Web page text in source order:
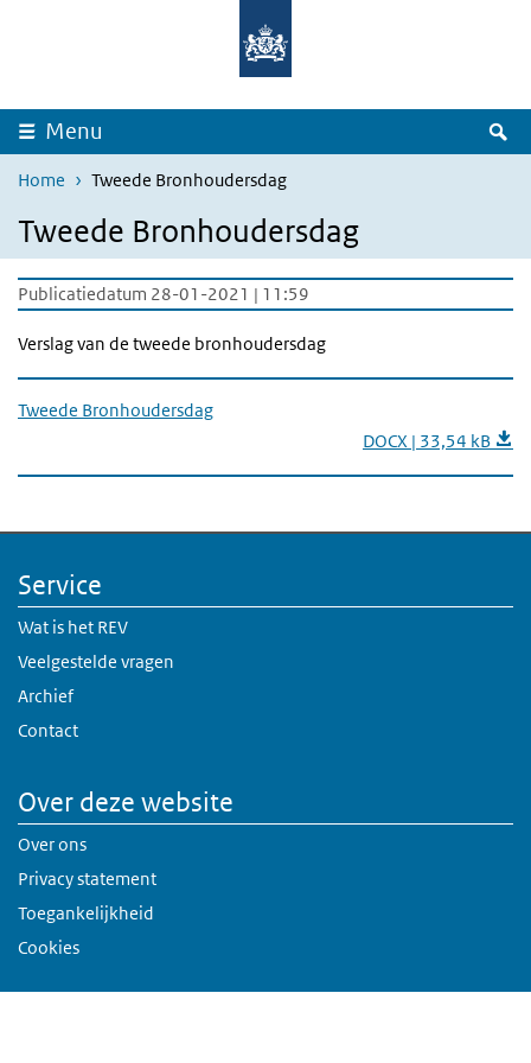
Overslaan en naar de inhoud gaan
Menu
Home Tweede Bronhoudersdag
Tweede Bronhoudersdag
Publicatiedatum 28-01-2021 | 11:59
Verslag van de tweede bronhoudersdag
Tweede Bronhoudersdag
DOCX | 33,54 kB
Service
Wat is het REV
Veelgestelde vragen
Archief
Contact
Over deze website
Over ons
Privacy statement
Toegankelijkheid
Cookies